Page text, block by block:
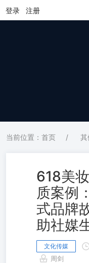
登录 注册
当前位置：首页 / 其
618美
质案例
式品牌
助社媒
文化传媒
周剑